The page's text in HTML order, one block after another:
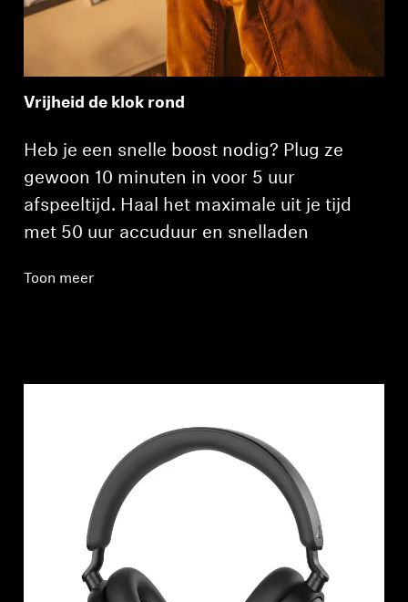
Vrijheid de klok rond
Heb je een snelle boost nodig? Plug ze
gewoon 10 minuten in voor 5 uur
afspeeltijd. Haal het maximale uit je tijd
met 50 uur accuduur en snelladen
Toon meer